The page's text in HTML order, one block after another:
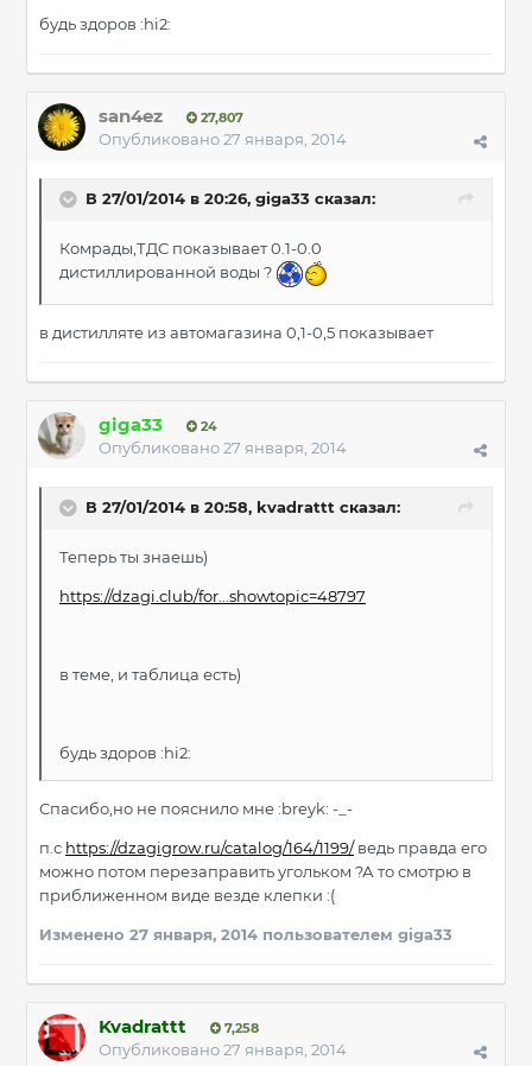
будь здоров :hi2:
san4ez 27,807
Опубликовано27 января, 2014
В 27/01/2014 в 20:26, giga33 сказал:
Комрады,ТДС показывает 0.1-0.0
дистиллированной воды ?
в дистилляте из автомагазина 0,1-0,5 показывает
giga33 24
Опубликовано27 января, 2014
В 27/01/2014 в 20:58, kvadrattt сказал:
Теперь ты знаешь)
https://dzagi.club/for...showtopic=48797
в теме, и таблица есть)
будь здоров :hi2:
Спасибо,но не пояснило мне :breyk: -_-
п.с https://dzagigrow.ru/catalog/164/1199/ведь правда его
можно потом перезаправить угольком ?А то смотрю в
приближенном виде везде клепки :(
Изменено 27 января, 2014 пользователем giga33
Kvadrattt 7,258
Опубликовано27 января, 2014